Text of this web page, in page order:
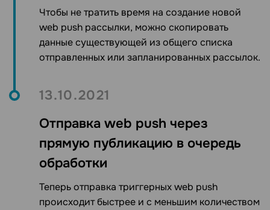
Чтобы не тратить время на создание новой
web push рассылки, можно скопировать
данные существующей из общего списка
отправленных или запланированных рассылок.
13.10.2021
Отправка web push через
прямую публикацию в очередь
обработки
Теперь отправка триггерных web push
происходит быстрее и с меньшим количеством